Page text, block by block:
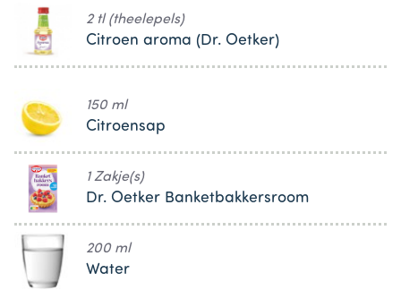
2 tl (theelepels)
Citroen aroma (Dr. Oetker)
150 ml
Citroensap
1 Zakje(s)
Dr. Oetker Banketbakkersroom
200 ml
Water